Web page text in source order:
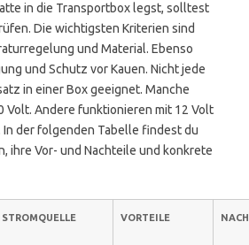
in die Transportbox legst, solltest
Die wichtigsten Kriterien sind
und Material. Ebenso
und Schutz vor Kauen. Nicht jede
in einer Box geeignet. Manche
Volt. Andere funktionieren mit 12 Volt
In der folgenden Tabelle findest du
ihre Vor- und Nachteile und konkrete
STROMQUELLE VORTEILE